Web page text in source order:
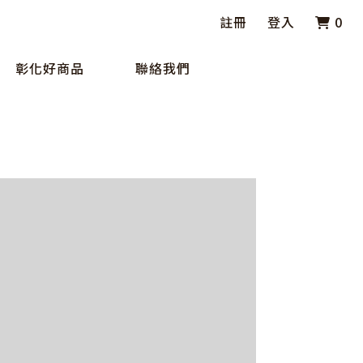
註冊 登入 0
彰化好商品 聯絡我們